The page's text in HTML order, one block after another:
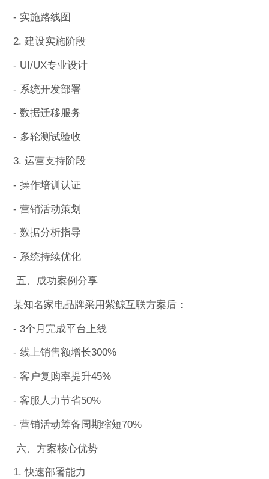
- 实施路线图
2. 建设实施阶段
- UI/UX专业设计
- 系统开发部署
- 数据迁移服务
- 多轮测试验收
3. 运营支持阶段
- 操作培训认证
- 营销活动策划
- 数据分析指导
- 系统持续优化
五、成功案例分享
某知名家电品牌采用紫鲸互联方案后：
- 3个月完成平台上线
- 线上销售额增长300%
- 客户复购率提升45%
- 客服人力节省50%
- 营销活动筹备周期缩短70%
六、方案核心优势
1. 快速部署能力